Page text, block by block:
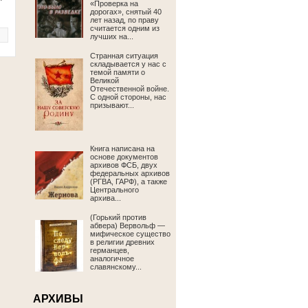
«Проверка на
дорогах», снятый 40
лет назад, по праву
считается одним из
лучших на...
Странная ситуация
складывается у нас с
темой памяти о
Великой
Отечественной войне.
С одной стороны, нас
призывают...
Книга написана на
основе документов
архивов ФСБ, двух
федеральных архивов
(РГВА, ГАРФ), а также
Центрального
архива...
(Горький против
абвера) Вервольф —
мифическое существо
в религии древних
германцев,
аналогичное
славянскому...
АРХИВЫ